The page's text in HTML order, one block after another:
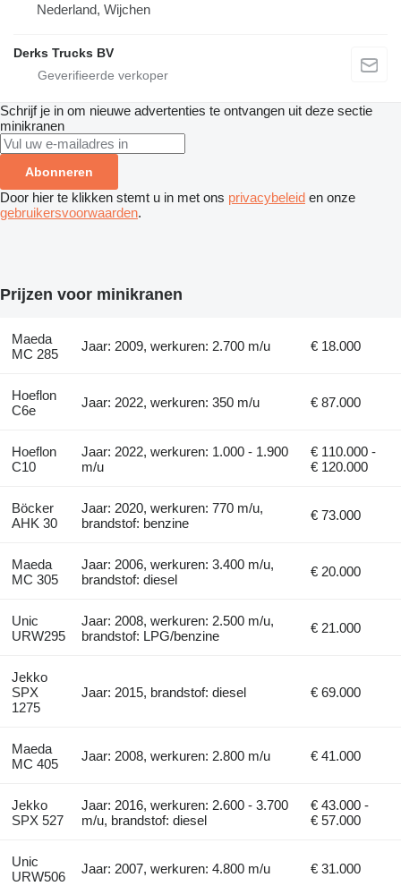
Nederland, Wijchen
Derks Trucks BV
Schrijf je in om nieuwe advertenties te ontvangen uit deze sectie
minikranen
Abonneren
Door hier te klikken stemt u in met ons privacybeleid en onze
gebruikersvoorwaarden.
Prijzen voor minikranen
Maeda
MC 285
Jaar: 2009, werkuren: 2.700 m/u € 18.000
Hoeflon
C6e
Jaar: 2022, werkuren: 350 m/u € 87.000
Hoeflon
C10
Jaar: 2022, werkuren: 1.000 - 1.900
m/u
€ 110.000 -
€ 120.000
Böcker
AHK 30
Jaar: 2020, werkuren: 770 m/u,
brandstof: benzine
€ 73.000
Maeda
MC 305
Jaar: 2006, werkuren: 3.400 m/u,
brandstof: diesel
€ 20.000
Unic
URW295
Jaar: 2008, werkuren: 2.500 m/u,
brandstof: LPG/benzine
€ 21.000
Jekko
SPX
1275
Jaar: 2015, brandstof: diesel € 69.000
Maeda
MC 405
Jaar: 2008, werkuren: 2.800 m/u € 41.000
Jekko
SPX 527
Jaar: 2016, werkuren: 2.600 - 3.700
m/u, brandstof: diesel
€ 43.000 -
€ 57.000
Unic
URW506
Jaar: 2007, werkuren: 4.800 m/u € 31.000